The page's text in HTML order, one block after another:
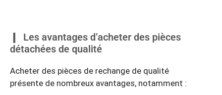
Les avantages d’acheter des pièces
détachées de qualité
Acheter des pièces de rechange de qualité
présente de nombreux avantages, notamment :